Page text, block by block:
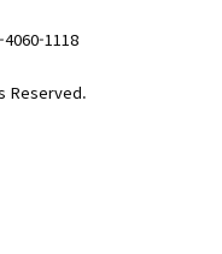
4060-1118
Reserved.